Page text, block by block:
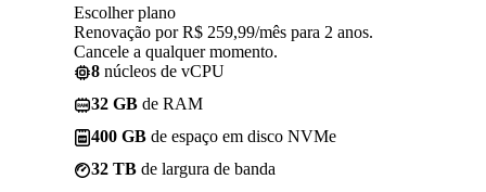
Escolher plano
Renovação por R$ 259,99/mês para 2 anos.
Cancele a qualquer momento.
8 núcleos de vCPU
32 GB de RAM
400 GB de espaço em disco NVMe
32 TB de largura de banda